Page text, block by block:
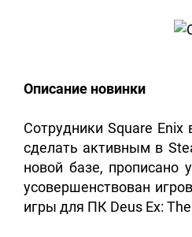
Описание новинки
Сотрудники Square
сделать активным в
новой базе,
усовершенствован
игры для ПК Deus Ex: